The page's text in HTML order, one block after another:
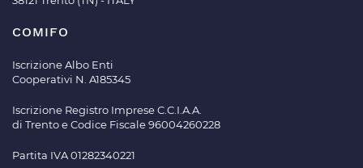
COMIFO
Iscrizione Albo Enti
Cooperativi N. A185345
Iscrizione Registro Imprese C.C.I.A.A.
di Trento e Codice Fiscale 96004260228
Partita IVA 01282340221